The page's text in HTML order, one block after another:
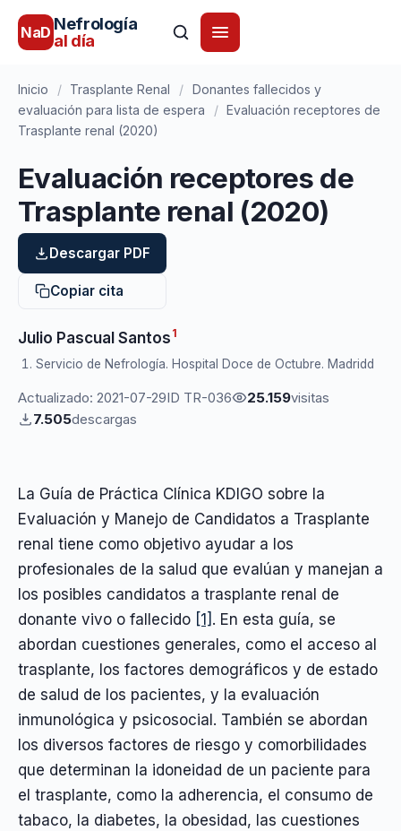
NaD Nefrología
al día
Inicio / Trasplante Renal / Donantes fallecidos y
evaluación para lista de espera
/ Evaluación receptores de
Trasplante renal (2020)
Evaluación receptores de
Trasplante renal (2020)
Descargar PDF
Copiar cita
Julio Pascual Santos 1
Servicio de Nefrología. Hospital Doce de Octubre. Madridd
Actualizado: 2021-07-29ID TR-036 25.159visitas
7.505descargas
La Guía de Práctica Clínica KDIGO sobre la
Evaluación y Manejo de Candidatos a Trasplante
renal tiene como objetivo ayudar a los
profesionales de la salud que evalúan y manejan a
los posibles candidatos a trasplante renal de
donante vivo o fallecido [1] . En esta guía, se
abordan cuestiones generales, como el acceso al
trasplante, los factores demográficos y de estado
de salud de los pacientes, y la evaluación
inmunológica y psicosocial. También se abordan
los diversos factores de riesgo y comorbilidades
que determinan la idoneidad de un paciente para
el trasplante, como la adherencia, el consumo de
tabaco, la diabetes, la obesidad, las cuestiones